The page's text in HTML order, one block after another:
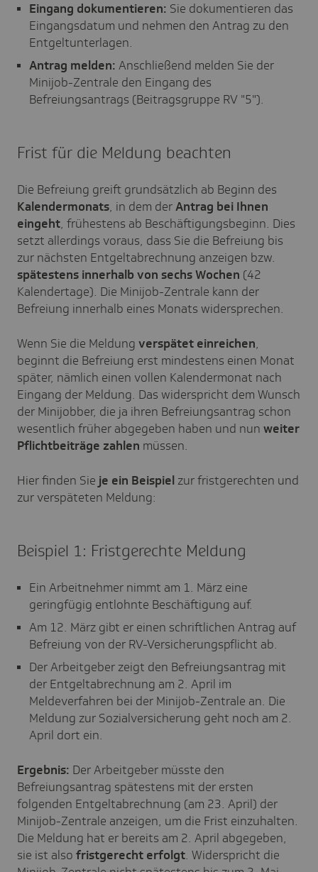
Eingang dokumentieren: Sie dokumentieren das
Eingangsdatum und nehmen den Antrag zu den
Entgeltunterlagen.
Antrag melden: Anschließend melden Sie der
Minijob-Zentrale den Eingang des
Befreiungsantrags (Beitragsgruppe RV "5").
Frist für die Meldung beachten
Die Befreiung greift grundsätzlich ab Beginn des
Kalendermonats, in dem derAntrag bei Ihnen
eingeht, frühestens ab Beschäftigungsbeginn. Dies
setzt allerdings voraus, dass Sie die Befreiung bis
zur nächsten Entgeltabrechnung anzeigen bzw.
spätestens innerhalb von sechs Wochen (42
Kalendertage). Die Minijob-Zentrale kann der
Befreiung innerhalb eines Monats widersprechen.
Wenn Sie die Meldung verspätet einreichen,
beginnt die Befreiung erst mindestens einen Monat
später, nämlich einen vollen Kalendermonat nach
Eingang der Meldung. Das widerspricht dem Wunsch
der Minijobber, die ja ihren Befreiungsantrag schon
wesentlich früher abgegeben haben und nun weiter
Pflichtbeiträge zahlen müssen.
Hier finden Sie je ein Beispielzur fristgerechten und
zur verspäteten Meldung:
Beispiel 1: Fristgerechte Meldung
Ein Arbeitnehmer nimmt am 1. März eine
geringfügig entlohnte Beschäftigung auf.
Am 12. März gibt er einen schriftlichen Antrag auf
Befreiung von der RV-Versicherungspflicht ab.
Der Arbeitgeber zeigt den Befreiungsantrag mit
der Entgeltabrechnung am 2. April im
Meldeverfahren bei der Minijob-Zentrale an. Die
Meldung zur Sozialversicherung geht noch am 2.
April dort ein.
Ergebnis: Der Arbeitgeber müsste den
Befreiungsantrag spätestens mit der ersten
folgenden Entgeltabrechnung (am 23. April) der
Minijob-Zentrale anzeigen, um die Frist einzuhalten.
Die Meldung hat er bereits am 2. April abgegeben,
sie ist also fristgerecht erfolgt. Widerspricht die